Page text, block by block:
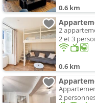
0.6 km
2
2 et 3
0.6 km
2